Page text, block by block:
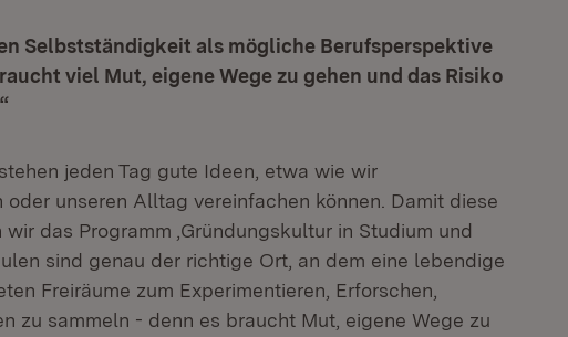
Selbstständigkeit als mögliche Berufsperspektive
viel Mut, eigene Wege zu gehen und das Risiko
jeden Tag gute Ideen, etwa wie wir
unseren Alltag vereinfachen können. Damit diese
das Programm ‚Gründungskultur in Studium und
sind genau der richtige Ort, an dem eine lebendige
Freiräume zum Experimentieren, Erforschen,
zu sammeln - denn es braucht Mut, eigene Wege zu